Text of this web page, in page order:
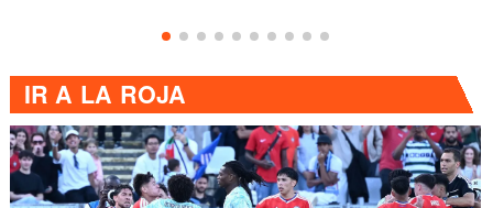
IR A LA ROJA